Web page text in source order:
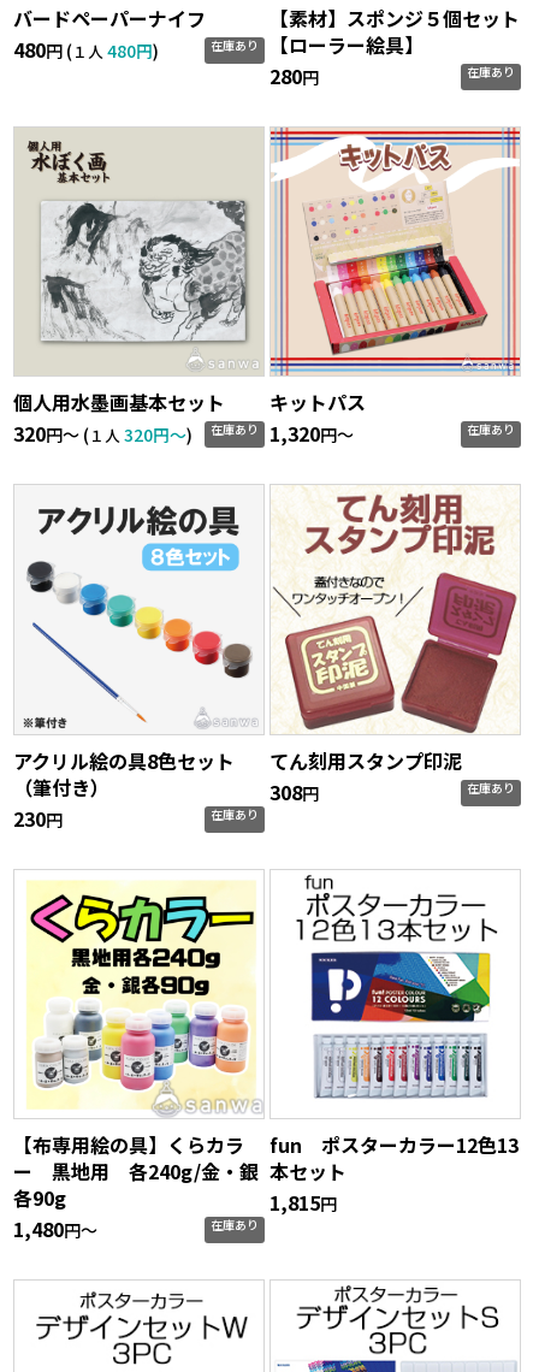
バードペーパーナイフ
480円 (１人480円) 在庫あり
【素材】スポンジ５個セット
【ローラー絵具】
280円 在庫あり
個人用水墨画基本セット
320円〜 (１人320円〜) 在庫あり
キットパス
1,320円〜 在庫あり
アクリル絵の具8色セット
（筆付き）
230円 在庫あり
てん刻用スタンプ印泥
308円 在庫あり
【布専用絵の具】くらカラ
ー 黒地用 各240g/金・銀
各90g
1,480円〜 在庫あり
fun ポスターカラー12色13
本セット
1,815円